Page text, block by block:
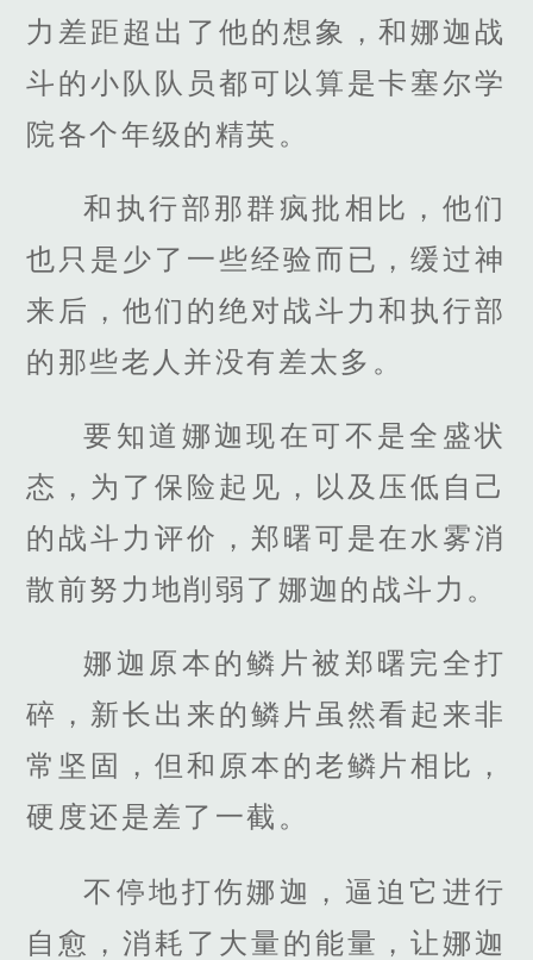
力差距超出了他的想象，和娜迦战
斗的小队队员都可以算是卡塞尔学
院各个年级的精英。
和执行部那群疯批相比，他们
也只是少了一些经验而已，缓过神
来后，他们的绝对战斗力和执行部
的那些老人并没有差太多。
要知道娜迦现在可不是全盛状
态，为了保险起见，以及压低自己
的战斗力评价，郑曙可是在水雾消
散前努力地削弱了娜迦的战斗力。
娜迦原本的鳞片被郑曙完全打
碎，新长出来的鳞片虽然看起来非
常坚固，但和原本的老鳞片相比，
硬度还是差了一截。
不停地打伤娜迦，逼迫它进行
自愈，消耗了大量的能量，让娜迦